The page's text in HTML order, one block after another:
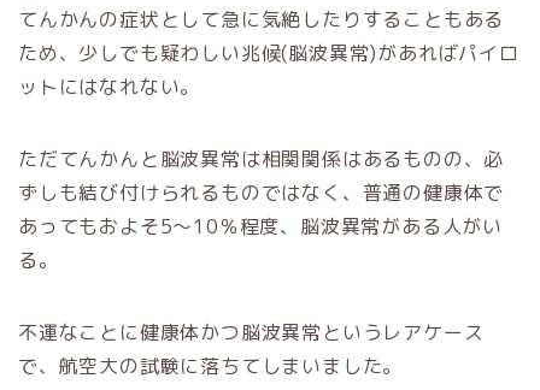
てんかんの症状として急に気絶したりすることもある
ため、少しでも疑わしい兆候(脳波異常)があればパイロ
ットにはなれない。
ただてんかんと脳波異常は相関関係はあるものの、必
ずしも結び付けられるものではなく、普通の健康体で
あってもおよそ5～10％程度、脳波異常がある人がい
る。
不運なことに健康体かつ脳波異常というレアケース
で、航空大の試験に落ちてしまいました。